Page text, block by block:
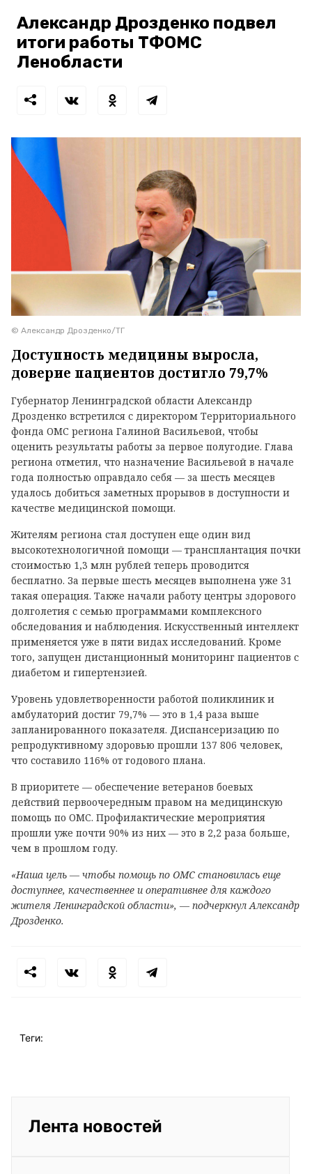
Александр Дрозденко подвел
итоги работы ТФОМС
Ленобласти
© Александр Дрозденко/ТГ
Доступность медицины выросла,
доверие пациентов достигло 79,7%
Губернатор Ленинградской области Александр
Дрозденко встретился с директором Территориального
фонда ОМС региона Галиной Васильевой, чтобы
оценить результаты работы за первое полугодие. Глава
региона отметил, что назначение Васильевой в начале
года полностью оправдало себя — за шесть месяцев
удалось добиться заметных прорывов в доступности и
качестве медицинской помощи.
Жителям региона стал доступен еще один вид
высокотехнологичной помощи — трансплантация почки
стоимостью 1,3 млн рублей теперь проводится
бесплатно. За первые шесть месяцев выполнена уже 31
такая операция. Также начали работу центры здорового
долголетия с семью программами комплексного
обследования и наблюдения. Искусственный интеллект
применяется уже в пяти видах исследований. Кроме
того, запущен дистанционный мониторинг пациентов с
диабетом и гипертензией.
Уровень удовлетворенности работой поликлиник и
амбулаторий достиг 79,7% — это в 1,4 раза выше
запланированного показателя. Диспансеризацию по
репродуктивному здоровью прошли 137 806 человек,
что составило 116% от годового плана.
В приоритете — обеспечение ветеранов боевых
действий первоочередным правом на медицинскую
помощь по ОМС. Профилактические мероприятия
прошли уже почти 90% из них — это в 2,2 раза больше,
чем в прошлом году.
«Наша цель — чтобы помощь по ОМС становилась еще
доступнее, качественнее и оперативнее для каждого
жителя Ленинградской области», — подчеркнул Александр
Дрозденко.
Теги:
Лента новостей